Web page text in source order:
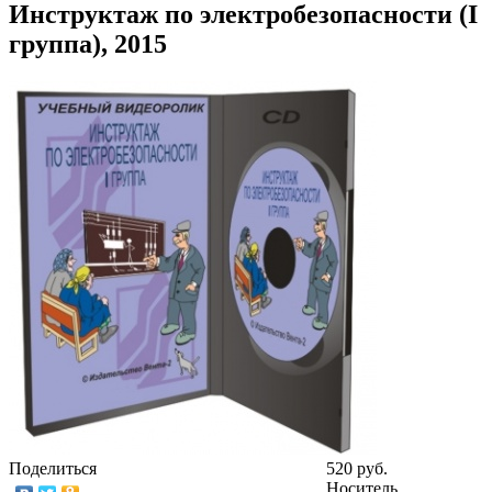
Инструктаж по электробезопасности (I
группа), 2015
Поделиться
520 руб.
Носитель